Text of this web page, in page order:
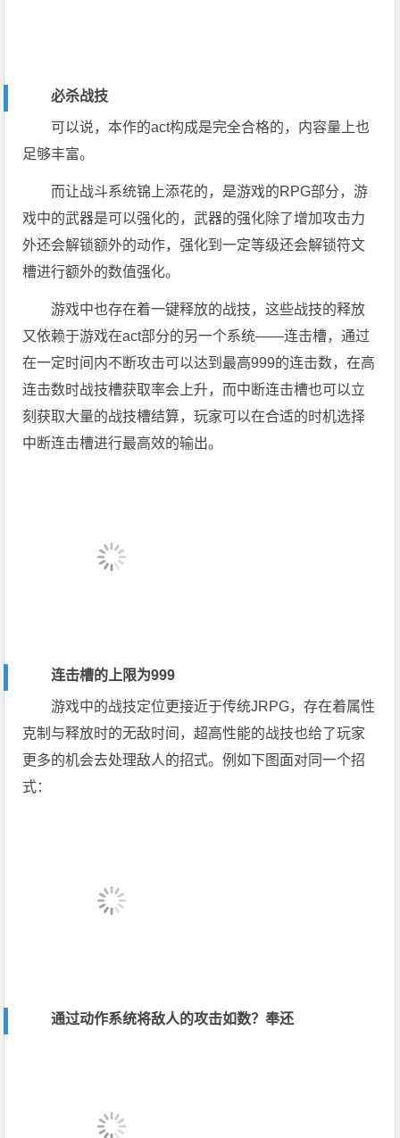
必杀战技
可以说，本作的act构成是完全合格的，内容量上也
足够丰富。
而让战斗系统锦上添花的，是游戏的RPG部分，游
戏中的武器是可以强化的，武器的强化除了增加攻击力
外还会解锁额外的动作，强化到一定等级还会解锁符文
槽进行额外的数值强化。
游戏中也存在着一键释放的战技，这些战技的释放
又依赖于游戏在act部分的另一个系统——连击槽，通过
在一定时间内不断攻击可以达到最高999的连击数，在高
连击数时战技槽获取率会上升，而中断连击槽也可以立
刻获取大量的战技槽结算，玩家可以在合适的时机选择
中断连击槽进行最高效的输出。
连击槽的上限为999
游戏中的战技定位更接近于传统JRPG，存在着属性
克制与释放时的无敌时间，超高性能的战技也给了玩家
更多的机会去处理敌人的招式。例如下图面对同一个招
式：
通过动作系统将敌人的攻击如数？奉还